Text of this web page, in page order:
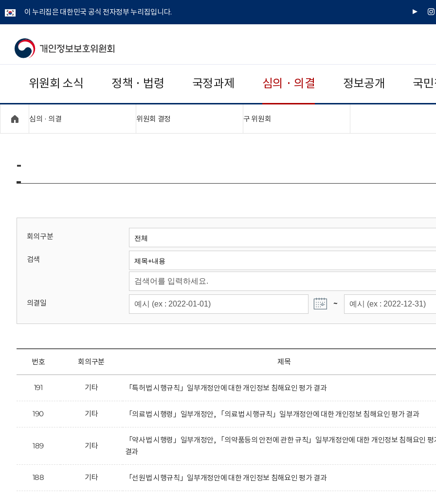
이 누리집은 대한민국 공식 전자정부 누리집입니다.
유
인
개
보
보
위
회
위원회 소식 정책 · 법령 국정과제 심의 · 의결 정보공개 국
심의 · 의결 위원회 결정 구 위원회
-
회의구분
검색
의결일 ~
번호 회의구분 제목
191 기타 「특허법 시행규칙」일부개정안에 대한 개인정보 침해요인 평가 결과
190 기타 「의료법 시행령」일부개정안, 「의료법 시행규칙」일부개정안에 대한 개인정보 침해요인 평가 결과
189 기타
「약사법 시행령」일부개정안, 「의약품등의 안전에 관한 규칙」일부개정안에 대한 개인정보 침해요인 평
결과
188 기타 「선원법 시행규칙」일부개정안에 대한 개인정보 침해요인 평가 결과